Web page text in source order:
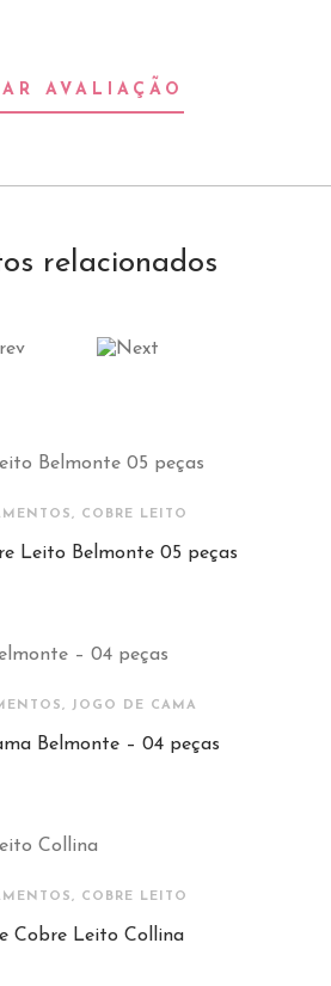
AVALIAÇÃO
relacionados
COBRE LEITO
Leito Belmonte 05 peças
JOGO DE CAMA
Belmonte – 04 peças
COBRE LEITO
Cobre Leito Collina